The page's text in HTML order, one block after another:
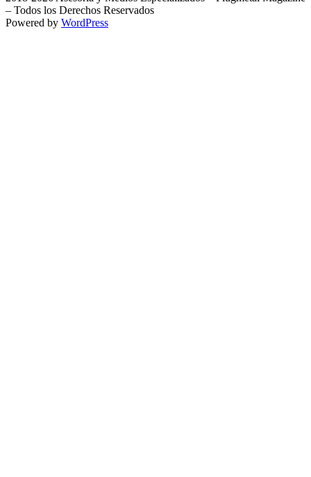
– Todos los Derechos Reservados
Powered by WordPress